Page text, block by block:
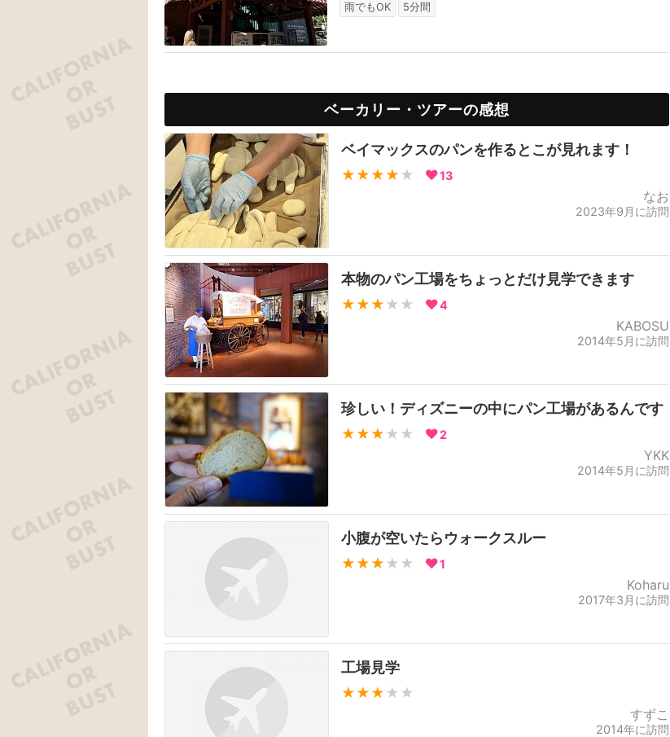
雨でもOK 5分間
ベーカリー・ツアーの感想
ベイマックスのパンを作るとこが見れます！
★★★★ ★ 13
なお
2023年9月に訪問
本物のパン工場をちょっとだけ見学できます
★★★ ★★ 4
KABOSU
2014年5月に訪問
珍しい！ディズニーの中にパン工場があるんです
★★★ ★★ 2
YKK
2014年5月に訪問
小腹が空いたらウォークスルー
★★★ ★★ 1
Koharu
2017年3月に訪問
工場見学
★★★ ★★
すずこ
2014年に訪問